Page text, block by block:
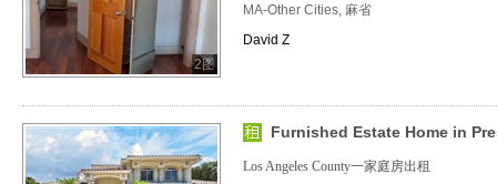
2图
MA-Other Cities, 麻省
David Z
Furnished Estate Home in
Los Angeles County一家庭房出租